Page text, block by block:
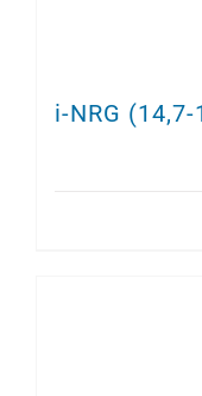
i-NRG (14,7-